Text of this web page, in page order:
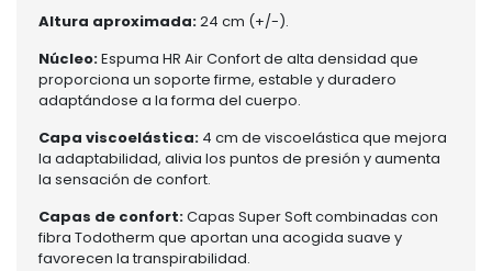
Altura aproximada:24 cm (+/-).
Núcleo:Espuma HR Air Confort de alta densidad que
proporciona un soporte firme, estable y duradero
adaptándose a la forma del cuerpo.
Capa viscoelástica: 4 cm de viscoelástica que mejora
la adaptabilidad, alivia los puntos de presión y aumenta
la sensación de confort.
Capas de confort:Capas Super Soft combinadas con
fibra Todotherm que aportan una acogida suave y
favorecen la transpirabilidad.